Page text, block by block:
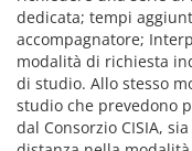
dedicata; tempi
accompagnatore;
modalità di richiesta
di studio. Allo stesso
studio che prevedono
dal Consorzio CISIA,